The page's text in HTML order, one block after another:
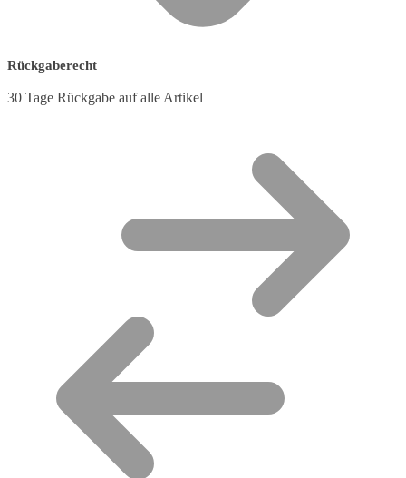
Rückgaberecht
30 Tage Rückgabe auf alle Artikel